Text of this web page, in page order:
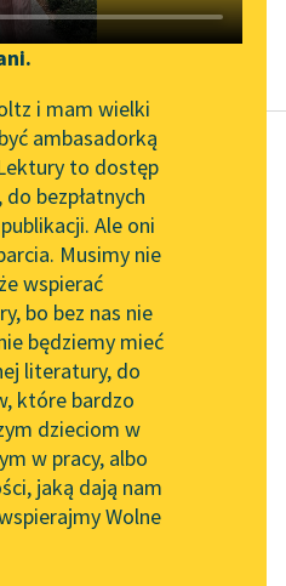
Zgłoś brak utworu
Narzędzia
Mapa Wolnych Lektur
Leśmianator
Przewodnik dla piszących i
czytających
API
OAI-PMH
Widget Wolnych Lektur
Przypisy
i mam wielki
ambasadorką
to dostęp
bezpłatnych
Ale oni
Musimy nie
wspierać
bo bez nas nie
będziemy mieć
literatury, do
które bardzo
dzieciom w
w pracy, albo
jaką dają nam
Wolne
François Villon
Wielki Testament
Staremu, co za młodu
słynął
Z uciesznych figlów y
trefności:
Wierę, ze wzgardą bych
go...
Czytaj więcej